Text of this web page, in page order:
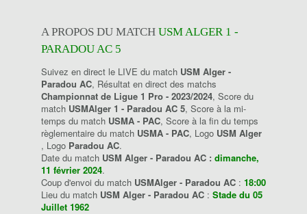
A PROPOS DU MATCH USM ALGER 1 -
PARADOU AC 5
Suivez en direct le LIVE du match USM Alger -
Paradou AC, Résultat en direct des matchs
Championnat de Ligue 1 Pro - 2023/2024, Score du
match USMAlger 1 - Paradou AC 5, Score à la mi-
temps du match USMA - PAC, Score à la fin du temps
règlementaire du match USMA - PAC, Logo USM Alger
, Logo Paradou AC.
Date du match USM Alger - Paradou AC : dimanche,
11 février 2024.
Coup d'envoi du match USMAlger - Paradou AC : 18:00
Lieu du match USM Alger - Paradou AC : Stade du 05
Juillet 1962